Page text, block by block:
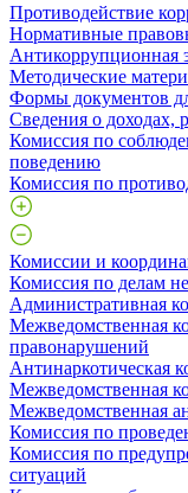
Противодействие
Нормативные
Антикоррупционная
Методические
Формы документов
Сведения о доходах,
Комиссия по
поведению
Комиссия по
Комиссии и
Комиссия по делам
Административная
Межведомственная
правонарушений
Антинаркотическая
Межведомственная
Межведомственная
Комиссия по
Комиссия по
ситуаций